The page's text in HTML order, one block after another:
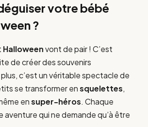
votre bébé
?
Halloweenvont de pair ! C’est
de créer des souvenirs
c’est un véritable spectacle de
se transformer ensquelettes,
ensuper-héros. Chaque
aventure qui ne demande qu’à être